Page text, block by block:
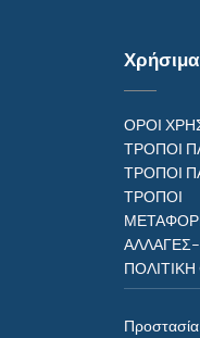
ΟΡΟΙ
ΤΡΟΠΟΙ
ΤΡΟΠΟΙ
ΠΟΛΙΤΙΚΗ